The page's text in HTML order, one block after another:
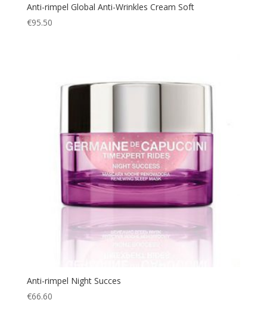
Anti-rimpel Global Anti-Wrinkles Cream Soft
€95.50
Anti-rimpel Night Succes
€66.60